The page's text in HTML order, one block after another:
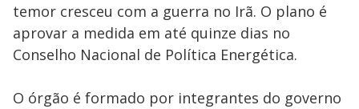
temor cresceu com a guerra no Irã. O plano é
aprovar a medida em até quinze dias no
Conselho Nacional de Política Energética.
O órgão é formado por integrantes do governo